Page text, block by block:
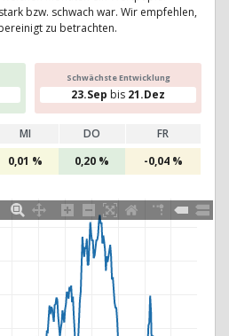
bzw. schwach war. Wir empfehlen,
zu betrachten.
Schwächste Entwicklung
23.Sep bis 21.Dez
MI DO
FR
0,01 % 0,20 % -0,04 %